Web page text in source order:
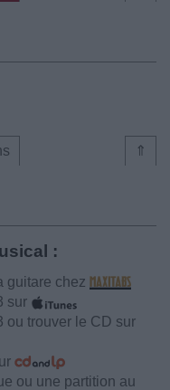
⇑
:
guitare chez
sur
ou trouver le CD sur
ou une partition au